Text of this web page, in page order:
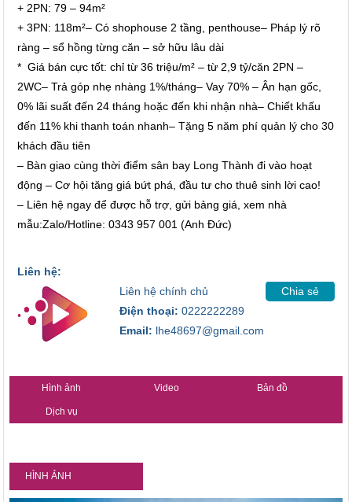
+ 2PN: 79 – 94m²
+ 3PN: 118m²– Có shophouse 2 tầng, penthouse– Pháp lý rõ
ràng – sổ hồng từng căn – sở hữu lâu dài
* Giá bán cực tốt: chỉ từ 36 triệu/m² – từ 2,9 tỷ/căn 2PN –
2WC– Trả góp nhẹ nhàng 1%/tháng– Vay 70% – Ân hạn gốc,
0% lãi suất đến 24 tháng hoặc đến khi nhận nhà– Chiết khấu
đến 11% khi thanh toán nhanh– Tặng 5 năm phí quản lý cho 30
khách đầu tiên
– Bàn giao cùng thời điểm sân bay Long Thành đi vào hoạt
động – Cơ hội tăng giá bứt phá, đầu tư cho thuê sinh lời cao!
– Liên hệ ngay để được hỗ trợ, gửi bảng giá, xem nhà
mẫu:Zalo/Hotline: 0343 957 001 (Anh Đức)
Liên hệ:
Liên hệ chính chủ
Chia sẻ
Điện thoại: 0222222289
Email: lhe48697@gmail.com
Hình ảnh Video Bản đồ
Dịch vụ
HÌNH ẢNH